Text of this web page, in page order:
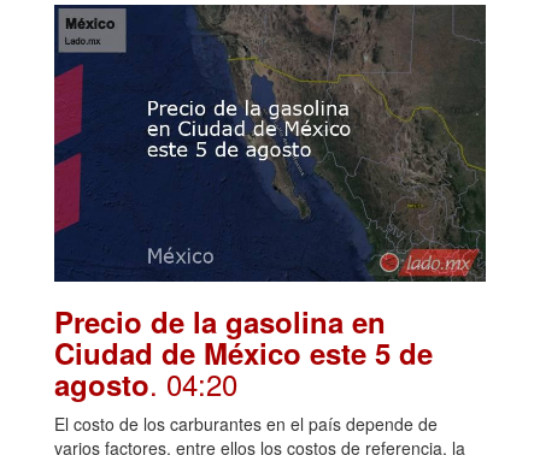
Precio de la gasolina en
Ciudad de México este 5 de
agosto. 04:20
El costo de los carburantes en el país depende de
varios factores, entre ellos los costos de referencia, la